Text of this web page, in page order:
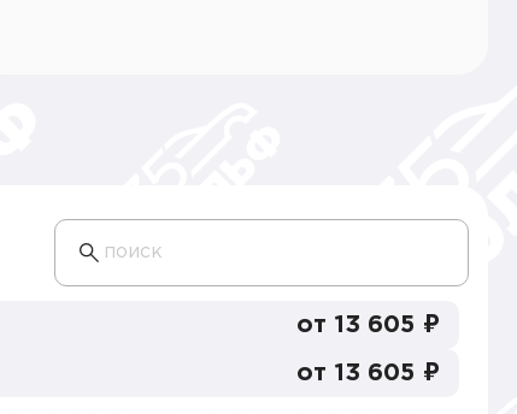
поиск
от 13 605 ₽
от 13 605 ₽